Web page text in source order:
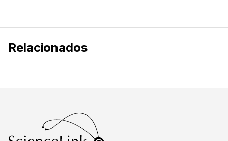
Relacionados